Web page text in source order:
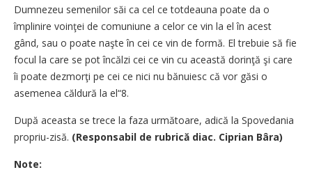
Dumnezeu semenilor săi ca cel ce totdeauna poate da o
împlinire voinţei de comuniune a celor ce vin la el în acest
gând, sau o poate naşte în cei ce vin de formă. El trebuie să fie
focul la care se pot încălzi cei ce vin cu această dorinţă şi care
îi poate dezmorţi pe cei ce nici nu bănuiesc că vor găsi o
asemenea căldură la el“8.
După aceasta se trece la faza următoare, adică la Spovedania
propriu-zisă. (Responsabil de rubrică diac. Ciprian Bâra)
Note: